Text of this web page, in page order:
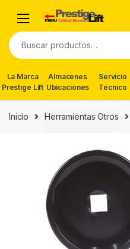
navigation
content
Buscar
por:
La Marca
Prestige Lift
Almacenes
Ubicaciones
Servicio
Técnico
Inicio Herramientas Otros